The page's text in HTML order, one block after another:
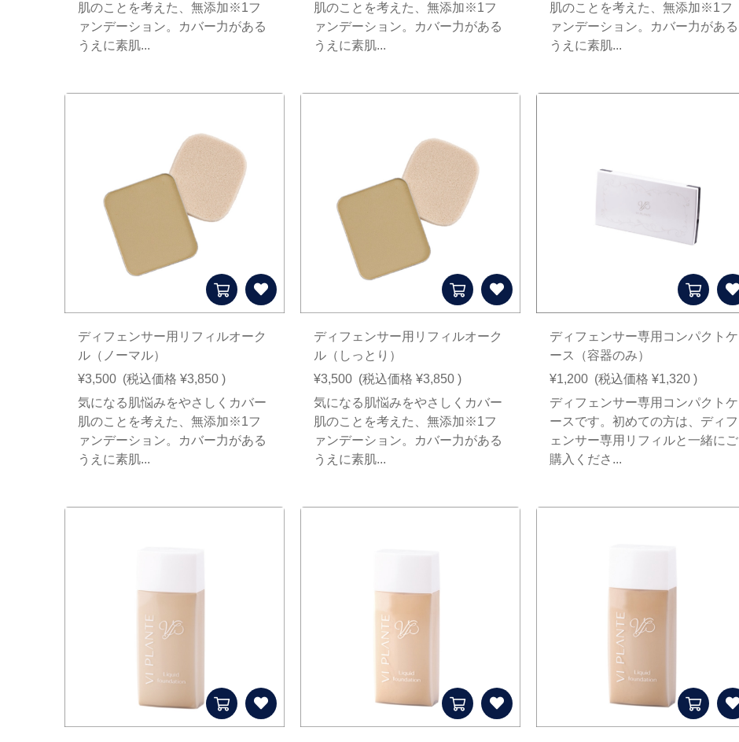
肌のことを考えた、無添加※1フ
ァンデーション。カバー力がある
うえに素肌...
肌のことを考えた、無添加※1フ
ァンデーション。カバー力がある
うえに素肌...
肌のことを考えた、無添加※1フ
ァンデーション。カバー力がある
うえに素肌...
ディフェンサー用リフィルオーク
ル（ノーマル）
¥3,500 (税込価格 ¥3,850 )
気になる肌悩みをやさしくカバー
肌のことを考えた、無添加※1フ
ァンデーション。カバー力がある
うえに素肌...
ディフェンサー用リフィルオーク
ル（しっとり）
¥3,500 (税込価格 ¥3,850 )
気になる肌悩みをやさしくカバー
肌のことを考えた、無添加※1フ
ァンデーション。カバー力がある
うえに素肌...
ディフェンサー専用コンパクトケ
ース（容器のみ）
¥1,200 (税込価格 ¥1,320 )
ディフェンサー専用コンパクトケ
ースです。初めての方は、ディフ
ェンサー専用リフィルと一緒にご
購入くださ...